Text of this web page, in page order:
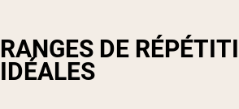
RANGES DE
IDÉALES